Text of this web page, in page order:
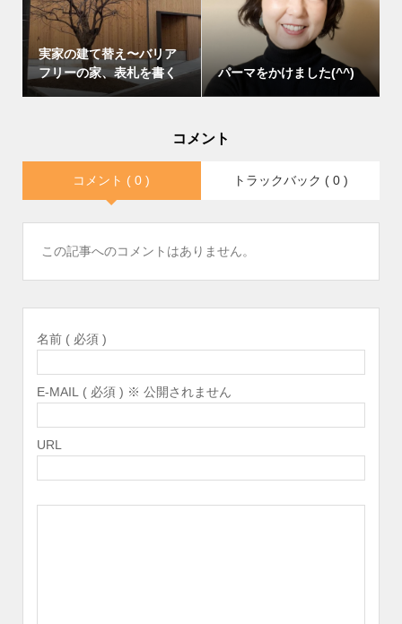
実家の建て替え〜バリア
フリーの家、表札を書く
パーマをかけました(^^)
コメント
コメント ( 0 ) トラックバック ( 0 )
この記事へのコメントはありません。
名前 ( 必須 )
E-MAIL ( 必須 ) ※ 公開されません
URL